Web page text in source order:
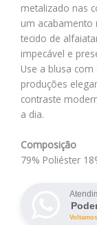
metalizado nas
um acabamento
tecido de
impecável e
Use a blusa
produções
contraste
a dia.
Composição
79% Poliéster